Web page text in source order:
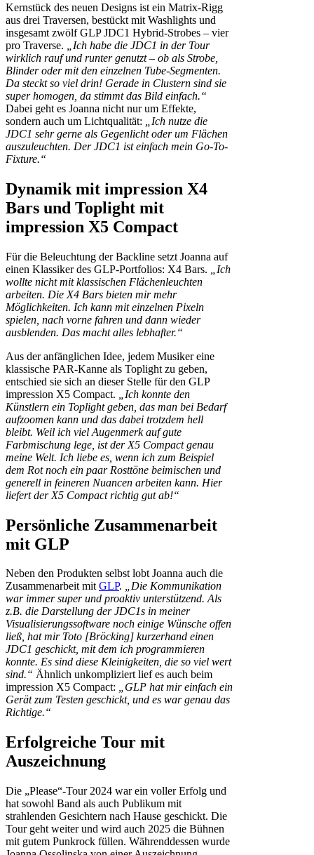
Kernstück des neuen Designs ist ein Matrix-Rigg
aus drei Traversen, bestückt mit Washlights und
insgesamt zwölf GLP JDC1 Hybrid-Strobes – vier
pro Traverse. „Ich habe die JDC1 in der Tour
wirklich rauf und runter genutzt – ob als Strobe,
Blinder oder mit den einzelnen Tube-Segmenten.
Da steckt so viel drin! Gerade in Clustern sind sie
super homogen, da stimmt das Bild einfach.“
Dabei geht es Joanna nicht nur um Effekte,
sondern auch um Lichtqualität:
„Ich nutze die
JDC1 sehr gerne als Gegenlicht oder um Flächen
auszuleuchten. Der JDC1 ist einfach mein Go-To-
Fixture.“
Dynamik mit impression X4
Bars und Toplight mit
impression X5 Compact
Für die Beleuchtung der Backline setzt Joanna auf
einen Klassiker des GLP-Portfolios: X4 Bars.
„Ich
wollte nicht mit klassischen Flächenleuchten
arbeiten. Die X4 Bars bieten mir mehr
Möglichkeiten. Ich kann mit einzelnen Pixeln
spielen, nach vorne fahren und dann wieder
ausblenden. Das macht alles lebhafter.“
Aus der anfänglichen Idee, jedem Musiker eine
klassische PAR-Kanne als Toplight zu geben,
entschied sie sich an dieser Stelle für den GLP
impression X5 Compact.
„Ich konnte den
Künstlern ein Toplight geben, das man bei Bedarf
aufzoomen kann und das dabei trotzdem hell
bleibt. Weil ich viel Augenmerk auf gute
Farbmischung lege, ist der X5 Compact genau
meine Welt. Ich liebe es, wenn ich zum Beispiel
dem Rot noch ein paar Rosttöne beimischen und
generell in feineren Nuancen arbeiten kann. Hier
liefert der X5 Compact richtig gut ab!“
Persönliche Zusammenarbeit
mit GLP
Neben den Produkten selbst lobt Joanna auch die
Zusammenarbeit mitGLP. „Die Kommunikation
war immer super und proaktiv unterstützend. Als
z.B. die Darstellung der JDC1s in meiner
Visualisierungssoftware noch einige Wünsche offen
ließ, hat mir Toto [Bröcking] kurzerhand einen
JDC1 geschickt, mit dem ich programmieren
konnte. Es sind diese Kleinigkeiten, die so viel wert
sind.“ Ähnlich unkompliziert lief es auch beim
impression X5 Compact: „GLP hat mir einfach ein
Gerät zum Testen geschickt, und es war genau das
Richtige.“
Erfolgreiche Tour mit
Auszeichnung
Die „Please“-Tour 2024 war ein voller Erfolg und
hat sowohl Band als auch Publikum mit
strahlenden Gesichtern nach Hause geschickt. Die
Tour geht weiter und wird auch 2025 die Bühnen
mit gutem Punkrock füllen. Währenddessen wurde